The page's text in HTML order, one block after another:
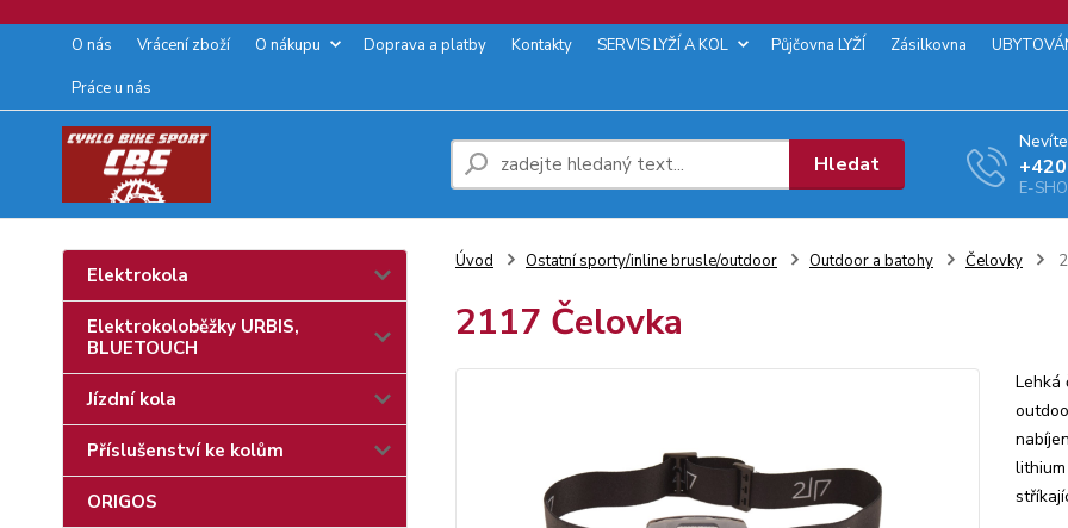
O nás Vrácení zboží O nákupu Doprava a platby Kontakty SERVIS LYŽÍ A KOL Půjčovna LYŽÍ Zásilkovna
Práce u nás
Hledat
E-
Elektrokola
Elektrokoloběžky URBIS,
BLUETOUCH
Jízdní kola
Příslušenství ke kolům
ORIGOS
Úvod Ostatní sporty/inline brusle/outdoor Outdoor a batohy Čelovky
2117 Čelovka
Lehká